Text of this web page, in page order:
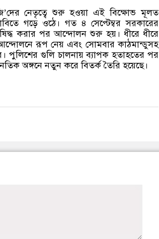
নেতৃত্বে শুরু হওয়া এই বিক্ষোভ মূলত
গড়ে ওঠে। গত ৪ সেপ্টেম্বর সরকারের
করার পর আন্দোলন শুরু হয়। ধীরে ধীরে
রূপ নেয় এবং সোমবার কাঠমান্ডুসহ
পুলিশের গুলি চালনায় ব্যাপক হতাহতের পর
অঙ্গনে নতুন করে বিতর্ক তৈরি হয়েছে।